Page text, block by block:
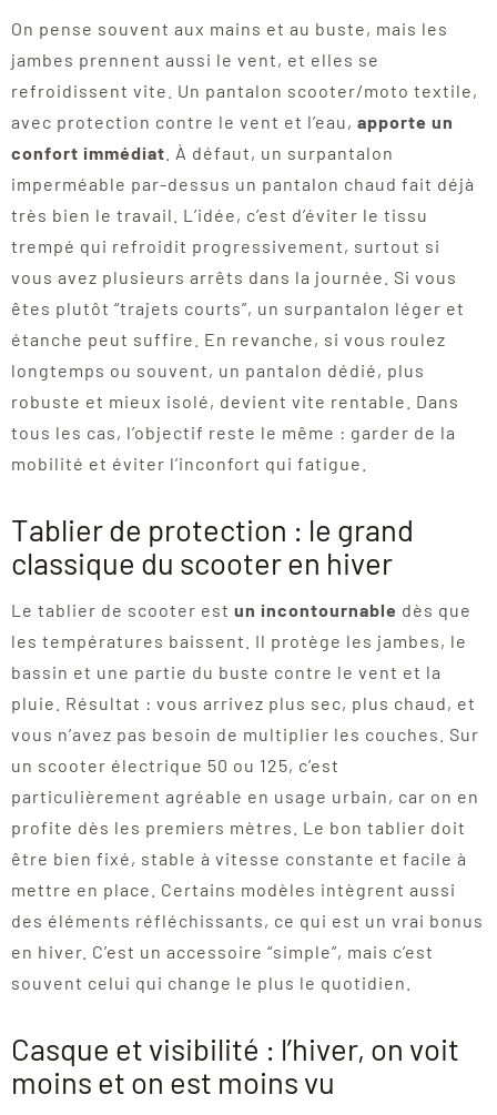
On pense souvent aux mains et au buste, mais les
jambes prennent aussi le vent, et elles se
refroidissent vite. Un pantalon scooter/moto textile,
avec protection contre le vent et l’eau, apporte un
confort immédiat . À défaut, un surpantalon
imperméable par-dessus un pantalon chaud fait déjà
très bien le travail. L’idée, c’est d’éviter le tissu
trempé qui refroidit progressivement, surtout si
vous avez plusieurs arrêts dans la journée. Si vous
êtes plutôt “trajets courts”, un surpantalon léger et
étanche peut suffire. En revanche, si vous roulez
longtemps ou souvent, un pantalon dédié, plus
robuste et mieux isolé, devient vite rentable. Dans
tous les cas, l’objectif reste le même : garder de la
mobilité et éviter l’inconfort qui fatigue.
Tablier de protection : le grand
classique du scooter en hiver
Le tablier de scooter est un incontournable dès que
les températures baissent. Il protège les jambes, le
bassin et une partie du buste contre le vent et la
pluie. Résultat : vous arrivez plus sec, plus chaud, et
vous n’avez pas besoin de multiplier les couches. Sur
un scooter électrique 50 ou 125, c’est
particulièrement agréable en usage urbain, car on en
profite dès les premiers mètres. Le bon tablier doit
être bien fixé, stable à vitesse constante et facile à
mettre en place. Certains modèles intègrent aussi
des éléments réfléchissants, ce qui est un vrai bonus
en hiver. C’est un accessoire “simple”, mais c’est
souvent celui qui change le plus le quotidien.
Casque et visibilité : l’hiver, on voit
moins et on est moins vu